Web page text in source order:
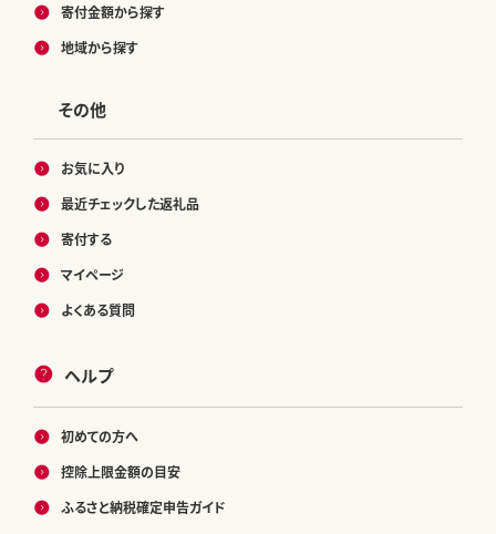
寄付金額から探す
地域から探す
その他
お気に入り
最近チェックした返礼品
寄付する
マイページ
よくある質問
ヘルプ
初めての方へ
控除上限金額の目安
ふるさと納税確定申告ガイド